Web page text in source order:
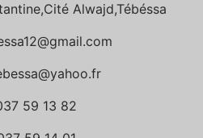
Alwajd,Tébéssa
59 13 82